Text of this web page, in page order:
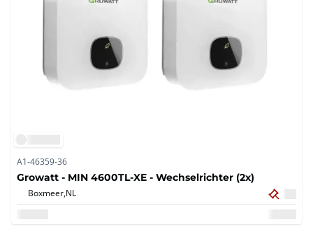
A1-46359-36
Growatt - MIN 4600TL-XE - Wechselrichter (2x)
Boxmeer,NL